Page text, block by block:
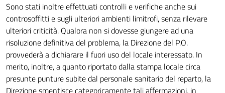
Sono stati inoltre effettuati controlli e verifiche anche sui
controsoffitti e sugli ulteriori ambienti limitrofi, senza rilevare
ulteriori criticità. Qualora non si dovesse giungere ad una
risoluzione definitiva del problema, la Direzione del P.O.
provvederà a dichiarare il fuori uso del locale interessato. In
merito, inoltre, a quanto riportato dalla stampa locale circa
presunte punture subite dal personale sanitario del reparto, la